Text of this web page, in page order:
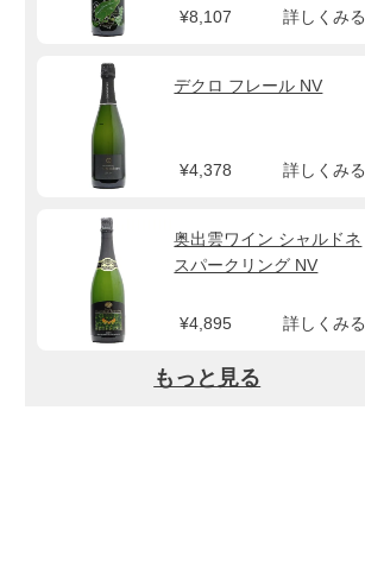
¥8,107
詳しくみる
デクロ フレール NV
¥4,378 詳しくみる
奥出雲ワイン シャルドネ
スパークリング NV
¥4,895 詳しくみる
もっと見る